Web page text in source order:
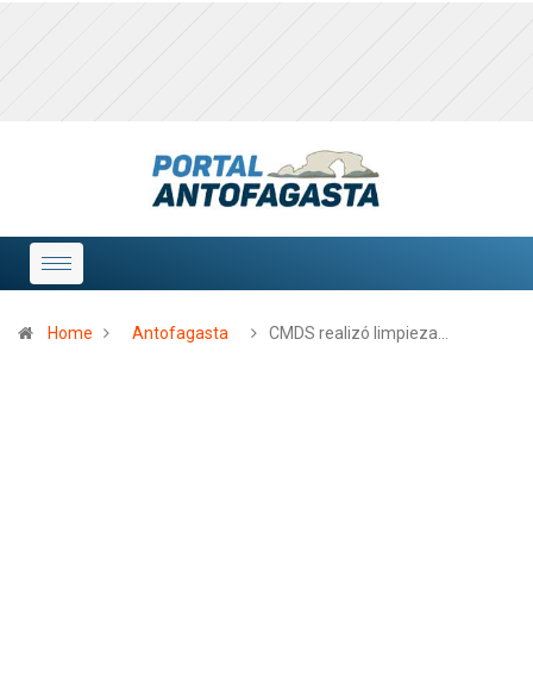
Home Antofagasta CMDS realizó limpieza…